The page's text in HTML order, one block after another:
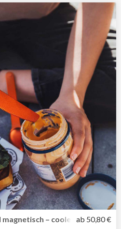
– cooles ab 50,80 €